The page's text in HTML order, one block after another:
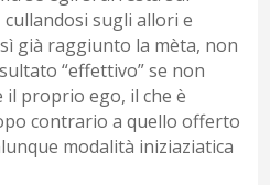
sugli allori e
già raggiunto la mèta, non
“effettivo” se non
proprio ego, il che è
contrario a quello offerto
modalità iniziaziatica